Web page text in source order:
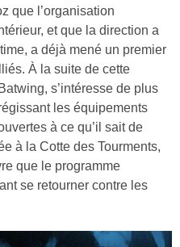
que l’organisation
et que la direction a
a déjà mené un premier
À la suite de cette
s’intéresse de plus
les équipements
à ce qu’il sait de
à la Cotte des Tourments,
que le programme
se retourner contre les